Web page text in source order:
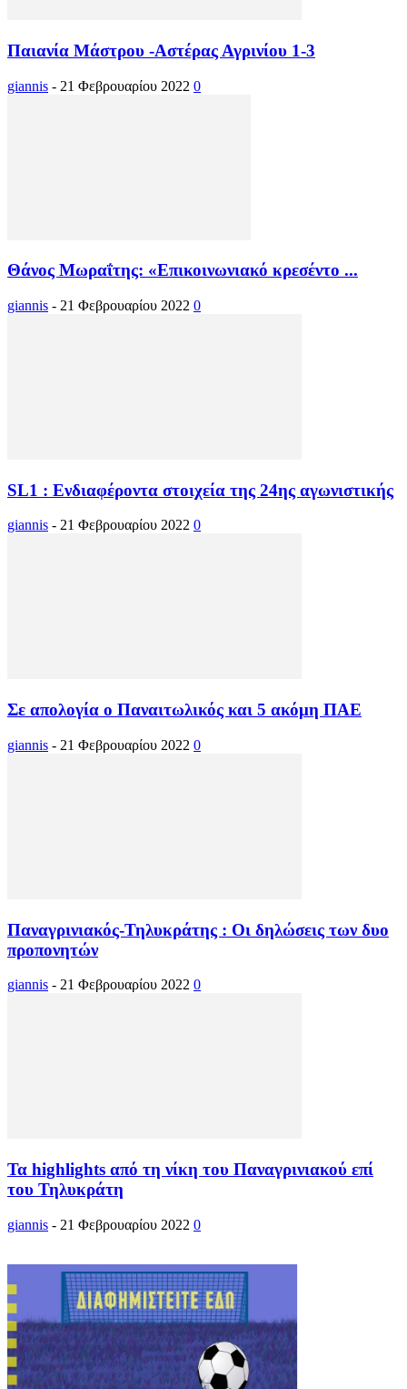
Παιανία Μάστρου -Αστέρας Αγρινίου 1-3
giannis - 21 Φεβρουαρίου 2022 0
Θάνος Μωραΐτης: «Επικοινωνιακό κρεσέντο ...
giannis - 21 Φεβρουαρίου 2022 0
SL1 : Ενδιαφέροντα στοιχεία της 24ης αγωνιστικής
giannis - 21 Φεβρουαρίου 2022 0
Σε απολογία ο Παναιτωλικός και 5 ακόμη ΠΑΕ
giannis - 21 Φεβρουαρίου 2022 0
Παναγρινιακός-Τηλυκράτης : Οι δηλώσεις των δυο
προπονητών
giannis - 21 Φεβρουαρίου 2022 0
Τα highlights από τη νίκη του Παναγρινιακού επί
του Τηλυκράτη
giannis - 21 Φεβρουαρίου 2022 0